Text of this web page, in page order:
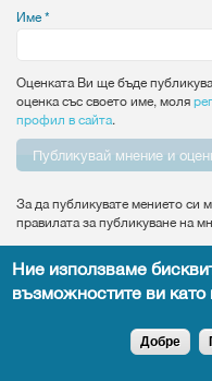
Име*
Оценката Ви ще бъде
оценка със своето име, моля
профил в сайта.
Vertical Tabs
За да публикувате мението си
правилата за публикуване на
Всички права запазени
Copyright ©
Ние използваме
възможностите ви като
Добре